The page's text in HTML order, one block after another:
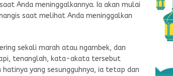
Anda meninggalkannya. Ia akan mulai
saat melihat Anda meninggalkan
sekali marah atau ngambek, dan
tenanglah, kata-akata tersebut
yang sesungguhnya, ia tetap dan